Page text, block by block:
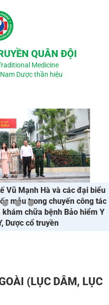
QUÂN ĐỘI
Medicine
Dược thần hiệu
Vũ Mạnh Hà và các đại biểu
mẫu trong chuyến công tác
chữa bệnh Bảo hiểm Y
Dược cổ truyền
(LỤC DÂM, LỤC